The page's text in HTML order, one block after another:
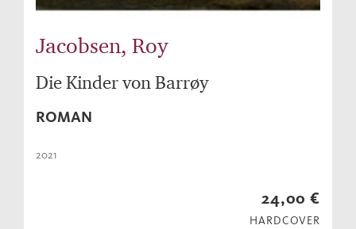
Jacobsen, Roy
Die Kinder von Barrøy
ROMAN
2021
24,00 €
HARDCOVER